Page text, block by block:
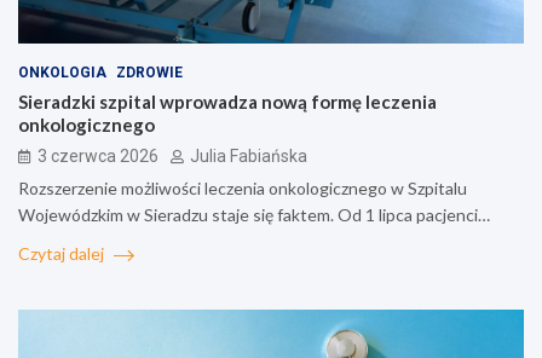
ONKOLOGIA ZDROWIE
Sieradzki szpital wprowadza nową formę leczenia
onkologicznego
3 czerwca 2026 Julia Fabiańska
Rozszerzenie możliwości leczenia onkologicznego w Szpitalu
Wojewódzkim w Sieradzu staje się faktem. Od 1 lipca pacjenci…
Czytaj dalej